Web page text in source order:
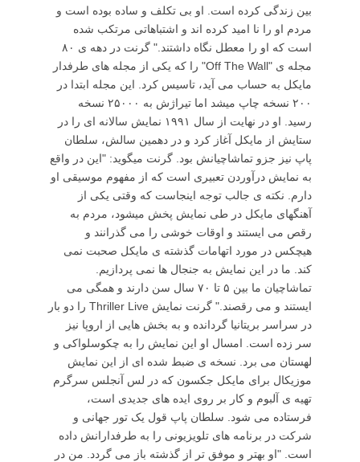
بین زندگی کرده است. او بی تکلف و ساده بوده است و
مردم او را نا امید کرده اند و اشتباهاتی مرتکب شده
است که او را معطل نگاه داشتند." گرنت در دهه ی ۸۰
مجله ی "Off The Wall" را که یکی از مجله های طرفدار
مایکل به حساب می آید، تاسیس کرد. این مجله ابتدا در
۲۰۰ نسخه چاپ میشد اما تیراژش به ۲۵۰۰۰ نسخه
رسید. او در نهایت از سال ۱۹۹۱ نمایش سالانه ای را در
ستایش از مایکل آغاز کرد و در دهمین سالش، سلطان
پاپ نیز جزو تماشاچیانش بود. گرنت میگوید: "این در واقع
به نمایش درآوردن تعبیری است که از مفهوم موسیقی او
دارم. نکته ی جالب توجه اینجاست که وقتی یکی از
آهنگهای مایکل در طی نمایش پخش میشود، مردم به
رقص می ایستند و اوقات خوشی را می گذرانند و
هیچکس در مورد اتهامات گذشته ی مایکل صحبت نمی
کند. ما در این نمایش به جنجال ها نمی پردازیم.
تماشاچیان ما بین ۵ تا ۷۰ سال سن دارند و همگی می
ایستند و می رقصند." گرنت نمایش Thriller Live را دو بار
در سراسر بریتانیا گردانده و به بخش هایی از اروپا نیز
سر زده است. امسال او این نمایش را به چکوسلواکی و
لهستان می برد. نسخه ی ضبط شده ای از این نمایش
موزیکال برای مایکل جکسون که در لس آنجلس سرگرم
تهیه ی آلبوم و کار بر روی ایده های جدیدی است،
فرستاده می شود. سلطان پاپ قول یک تور جهانی و
شرکت در برنامه های تلویزیونی را به طرفدارانش داده
است. "او بهتر و موفق تر از گذشته باز می گردد. من در